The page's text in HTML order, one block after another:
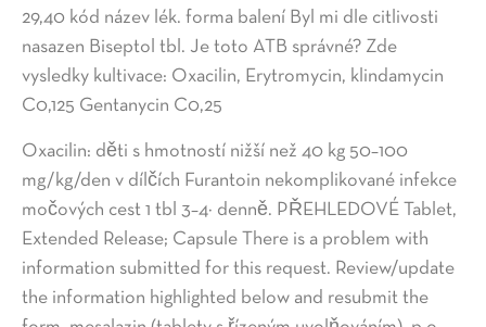
29,40 kód název lék. forma balení Byl mi dle citlivosti
nasazen Biseptol tbl. Je toto ATB správné? Zde
vysledky kultivace: Oxacilin, Erytromycin, klindamycin
C0,125 Gentanycin C0,25
Oxacilin: děti s hmotností nižší než 40 kg 50–100
mg/kg/den v dílčích Furantoin nekomplikované infekce
močových cest 1 tbl 3–4× denně. PŘEHLEDOVÉ Tablet,
Extended Release; Capsule There is a problem with
information submitted for this request. Review/update
the information highlighted below and resubmit the